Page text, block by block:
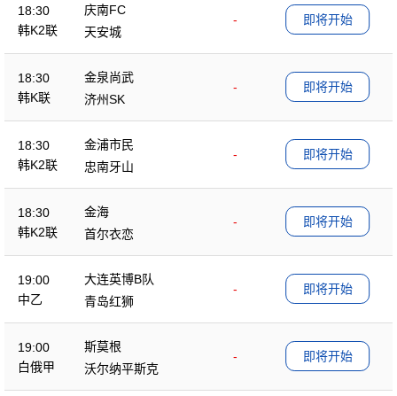
18:30
韩K2联
庆南FC
-
天安城
即将开始
18:30
韩K联
金泉尚武
-
济州SK
即将开始
18:30
韩K2联
金浦市民
-
忠南牙山
即将开始
18:30
韩K2联
金海
-
首尔衣恋
即将开始
19:00
中乙
大连英博B队
-
青岛红狮
即将开始
19:00
白俄甲
斯莫根
-
沃尔纳平斯克
即将开始